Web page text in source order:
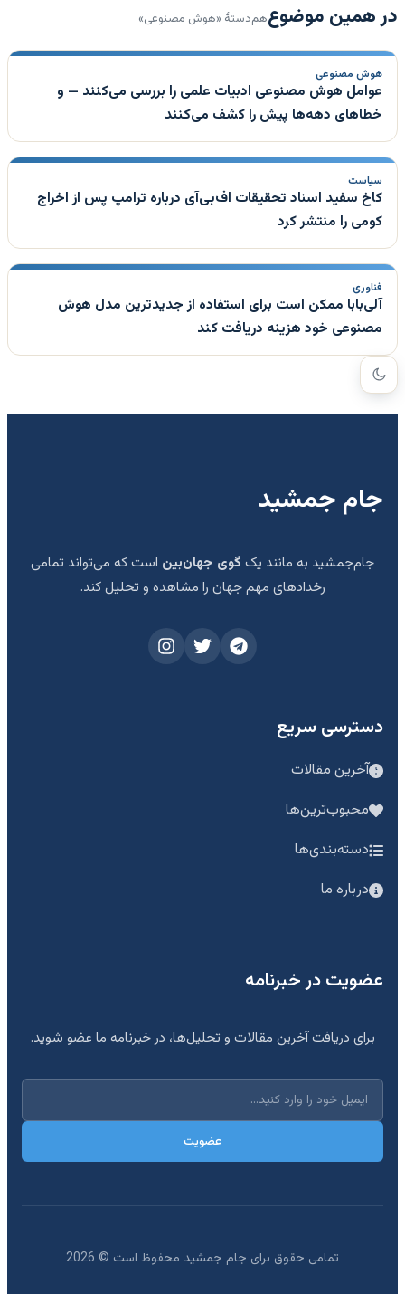
در همین موضوعهم‌دستهٔ «هوش مصنوعی»
هوش مصنوعی
عوامل هوش مصنوعی ادبیات علمی را بررسی می‌کنند — و
خطاهای دهه‌ها پیش را کشف می‌کنند
سیاست
کاخ سفید اسناد تحقیقات اف‌بی‌آی درباره ترامپ پس از اخراج
کومی را منتشر کرد
فناوری
آلی‌بابا ممکن است برای استفاده از جدیدترین مدل هوش
مصنوعی خود هزینه دریافت کند
جام جمشید
جام‌جمشید به مانند یک گوی جهان‌بین است که می‌تواند تمامی
رخدادهای مهم جهان را مشاهده و تحلیل کند.
دسترسی سریع
آخرین مقالات
محبوب‌ترین‌ها
دسته‌بندی‌ها
درباره ما
عضویت در خبرنامه
برای دریافت آخرین مقالات و تحلیل‌ها، در خبرنامه ما عضو شوید.
عضویت
تمامی حقوق برای جام جمشید محفوظ است © 2026